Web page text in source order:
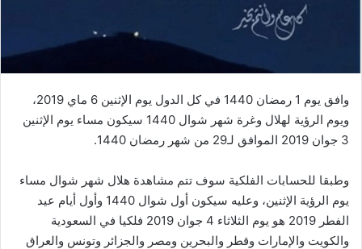
وافق يوم 1 رمضان 1440 في كل الدول يوم الإثنين 6 ماي 2019،
ويوم الرؤية لهلال وغرة شهر شوال 1440 سيكون مساء يوم الإثنين
3 جوان 2019 الموافق لـ29 من شهر رمضان 1440.
وطبقا للحسابات الفلكية سوف تتم مشاهدة هلال شهر شوال مساء
يوم الرؤية الإثنين، وعليه سيكون أول شوال 1440 وأول أيام عيد
الفطر 2019 هو يوم الثلاثاء 4 جوان 2019 فلكيا في السعودية
والكويت والإمارات وقطر والبحرين ومصر والجزائر وتونس والعراق